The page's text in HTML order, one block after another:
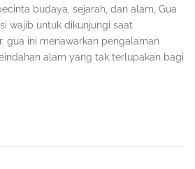
budaya, sejarah, dan alam, Gua
wajib untuk dikunjungi saat
gua ini menawarkan pengalaman
alam yang tak terlupakan bagi